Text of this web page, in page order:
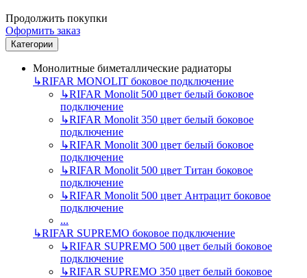
Продолжить покупки
Оформить заказ
Категории
Монолитные биметаллические радиаторы
↳RIFAR MONOLIT боковое подключение
↳RIFAR Monolit 500 цвет белый боковое
подключение
↳RIFAR Monolit 350 цвет белый боковое
подключение
↳RIFAR Monolit 300 цвет белый боковое
подключение
↳RIFAR Monolit 500 цвет Титан боковое
подключение
↳RIFAR Monolit 500 цвет Антрацит боковое
подключение
...
↳RIFAR SUPREMO боковое подключение
↳RIFAR SUPREMO 500 цвет белый боковое
подключение
↳RIFAR SUPREMO 350 цвет белый боковое